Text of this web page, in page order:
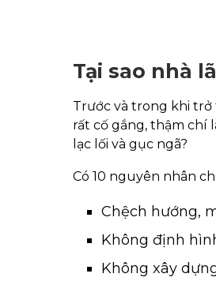
Tại sao nhà
Trước và trong khi trở
rất cố gắng, thậm chí
lạc lối và gục ngã?
Có 10 nguyên nhân
Chệch hướng,
Không định
Không xây